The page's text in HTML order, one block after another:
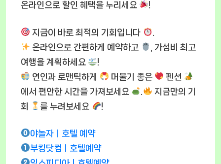
온라인으로 할인 혜택을 누리세요
!
지금이 바로 최적의 기회입니다
온라인으로 간편하게 예약하고
, 가성비 최고
여행을 계획하세요
!
연인과 로맨틱하게
머물기 좋은
펜션
에서 편안한 시간을 가져보세요
지금만의 기
회
를 누려보세요 !
야놀자ㅣ호텔 예약
부킹닷컴ㅣ호텔예약